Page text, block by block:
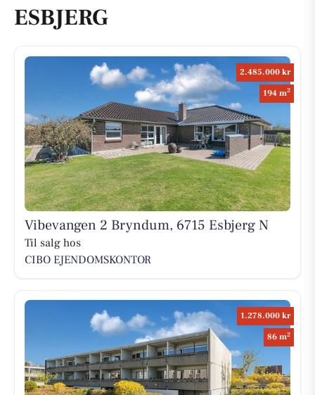
ESBJERG
2.485.000 kr
194 m2
Vibevangen 2 Bryndum, 6715 Esbjerg N
Til salg hos
CIBO EJENDOMSKONTOR
1.278.000 kr
86 m2